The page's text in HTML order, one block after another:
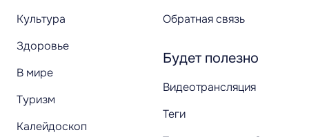
Культура
Здоровье
В мире
Туризм
Калейдоскоп
Обратная связь
Будет полезно
Видеотрансляция
Теги